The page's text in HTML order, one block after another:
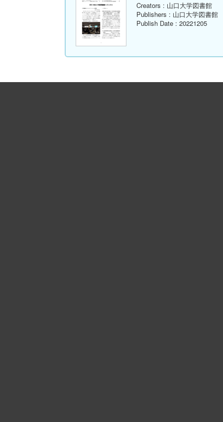
Creators : 山口大学図書館
Publishers : 山口大学図書館
Publish Date : 20221205